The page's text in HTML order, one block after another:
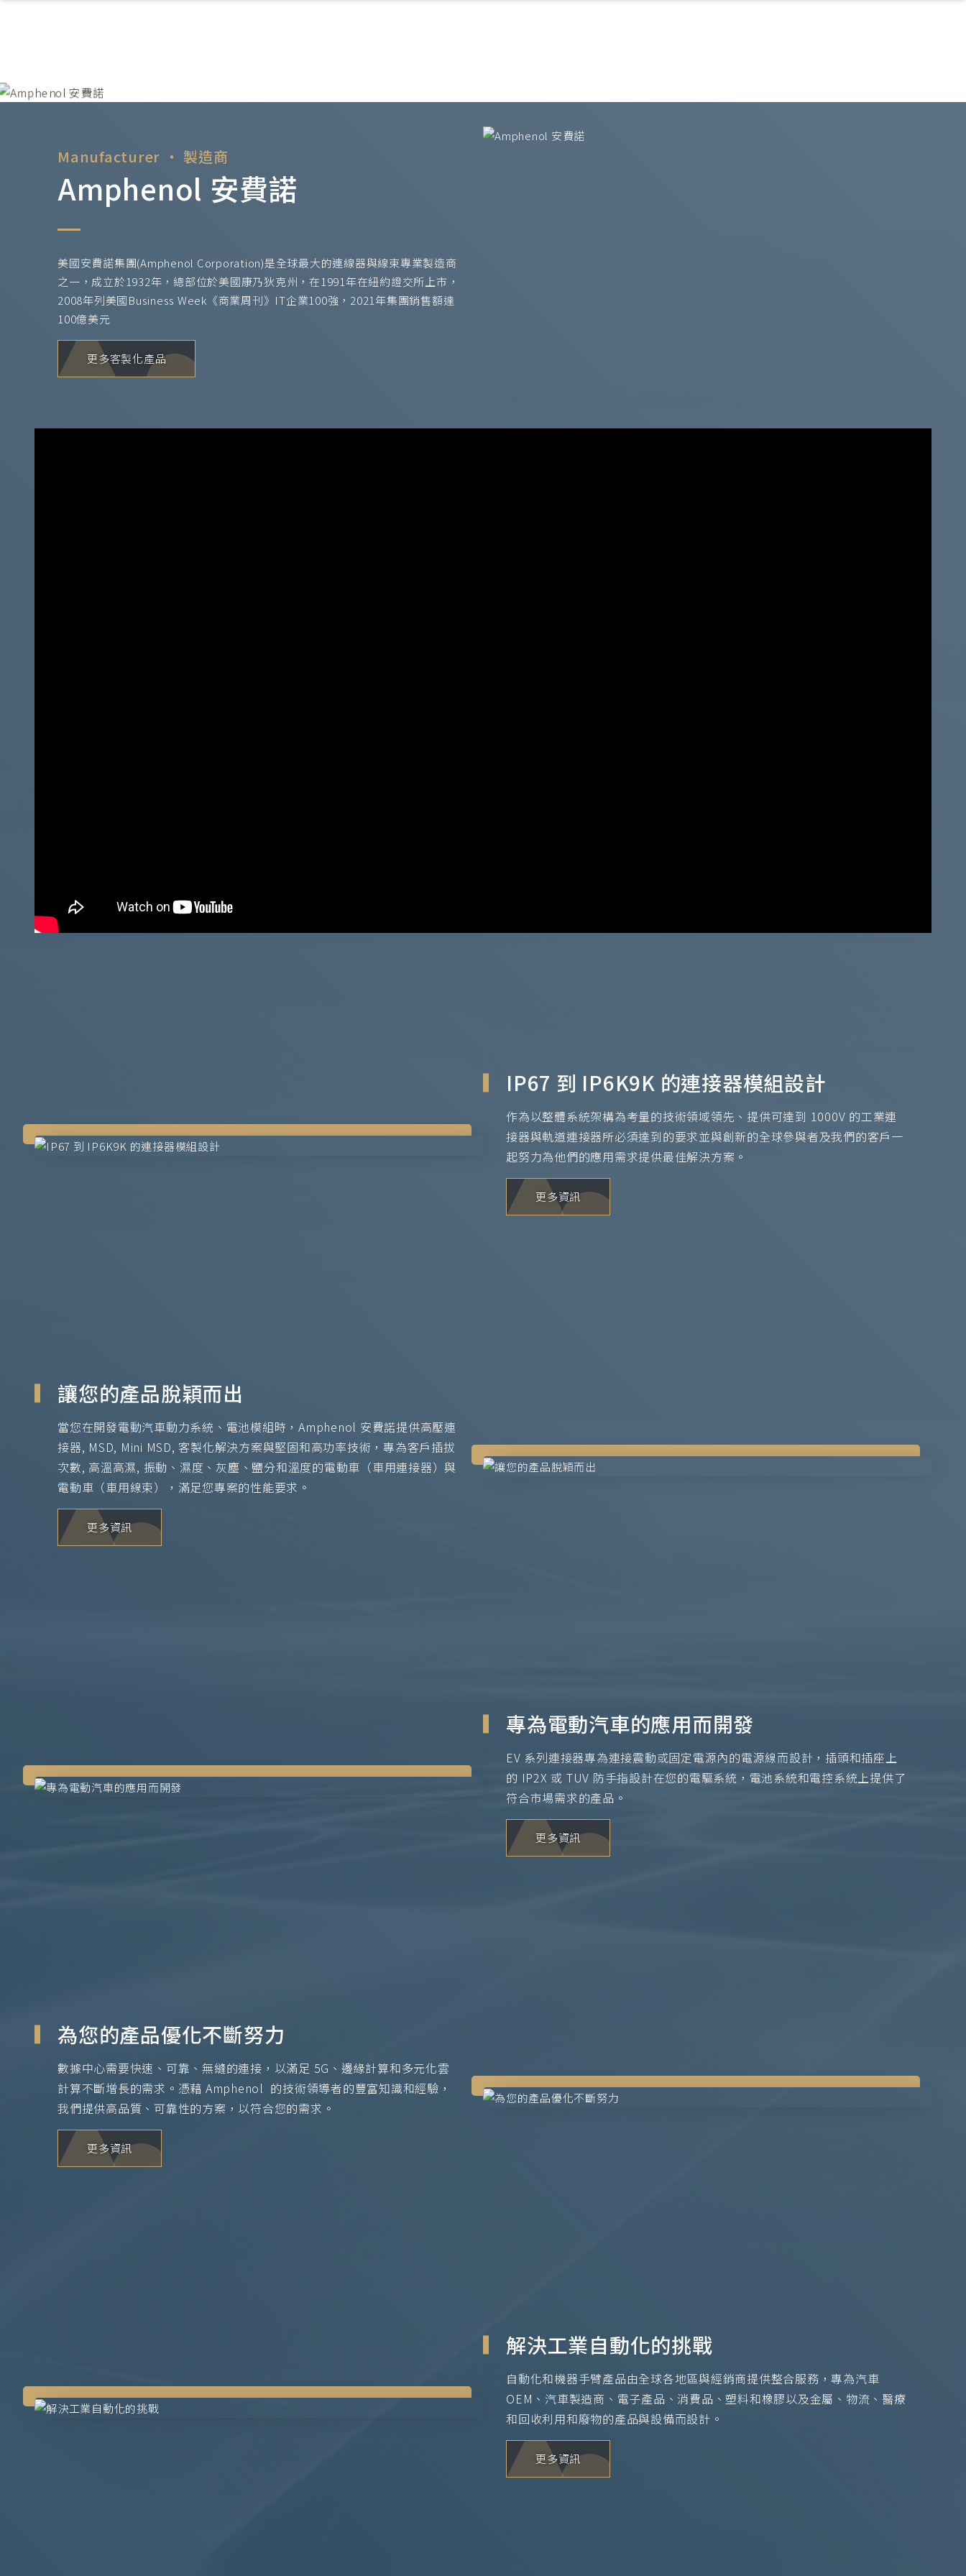
Manufacturer ‧ 製造商
Amphenol 安費諾
美國安費諾集團(Amphenol Corporation)是全球最大的連線器與線束專業製造商
之一，成立於1932年，總部位於美國康乃狄克州，在1991年在紐約證交所上市，
2008年列美國Business Week《商業周刊》IT企業100強，2021年集團銷售額達
100億美元
更多客製化產品
IP67 到 IP6K9K 的連接器模組設計
作為以整體系統架構為考量的技術領域領先、提供可達到 1000V 的工業連
接器與軌道連接器所必須達到的要求並與創新的全球參與者及我們的客戶一
起努力為他們的應用需求提供最佳解決方案。
更多資訊
讓您的產品脫穎而出
當您在開發電動汽車動力系統、電池模組時，Amphenol 安費諾提供高壓連
接器, MSD, Mini MSD, 客製化解決方案與堅固和高功率技術，專為客戶插拔
次數, 高溫高濕, 振動、濕度、灰塵、鹽分和溫度的電動車（車用連接器）與
電動車（車用線束），滿足您專案的性能要求。
更多資訊
專為電動汽車的應用而開發
EV 系列連接器專為連接震動或固定電源內的電源線而設計，插頭和插座上
的 IP2X 或 TUV 防手指設計在您的電驅系統，電池系統和電控系統上提供了
符合市場需求的產品。
更多資訊
為您的產品優化不斷努力
數據中心需要快速、可靠、無縫的連接，以滿足 5G、邊緣計算和多元化雲
計算不斷增長的需求。憑藉 Amphenol 的技術領導者的豐富知識和經驗，
我們提供高品質、可靠性的方案，以符合您的需求。
更多資訊
解決工業自動化的挑戰
自動化和機器手臂產品由全球各地區與經銷商提供整合服務，專為汽車
OEM、汽車製造商、電子產品、消費品、塑料和橡膠以及金屬、物流、醫療
和回收利用和廢物的產品與設備而設計。
更多資訊